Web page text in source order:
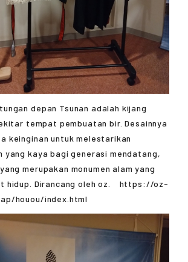
depan Tsunan adalah kijang
tempat pembuatan bir. Desainnya
keinginan untuk melestarikan
yang kaya bagi generasi mendatang,
merupakan monumen alam yang
hidup. Dirancang oleh oz. https://oz-
houou/index.html